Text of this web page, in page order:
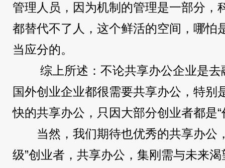
管理人员，因为机制的管理是一部分，
都替代不了人，这个鲜活的空间，哪怕
当应分的。
综上所述：不论共享办公企业是
国外创业企业都很需要共享办公，特别
快的共享办公，只因大部分创业者都是“
当然，我们期待也优秀的共享办公
级”创业者，共享办公，集刚需与未来